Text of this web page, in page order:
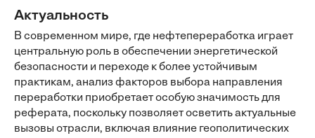
Актуальность
В современном мире, где нефтепереработка играет
центральную роль в обеспечении энергетической
безопасности и переходе к более устойчивым
практикам, анализ факторов выбора направления
переработки приобретает особую значимость для
реферата, поскольку позволяет осветить актуальные
вызовы отрасли, включая влияние геополитических